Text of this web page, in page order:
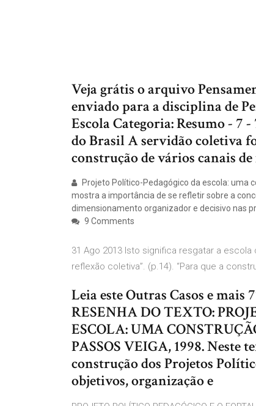
Veja grátis o arquivo
enviado para a disciplina de
Escola Categoria: Resumo - 7
do Brasil A servidão coletiva
construção de vários canais
Projeto Político-Pedagógico da escola: uma
mostra a importância de se refletir sobre a
dimensionamento organizador e decisivo nas
9 Comments
31 Ago 2013 Isto significa resgatar a
reflexão coletiva”. (p.14). “Para que a
Leia este Outras Casos e mais
RESENHA DO TEXTO:
ESCOLA: UMA
PASSOS VEIGA, 1998. Neste
construção dos Projetos
objetivos, organização e